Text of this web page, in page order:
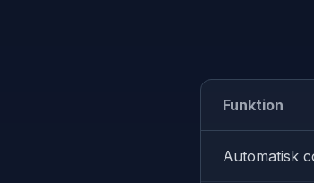
Funktion
Automatisk